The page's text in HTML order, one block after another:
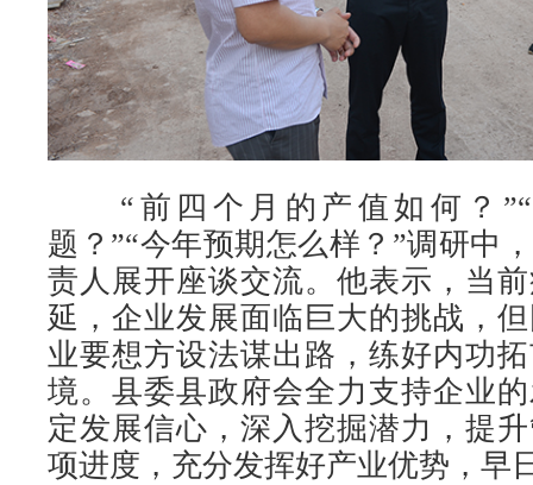
“前四个月的产值如何？”“
题？”“今年预期怎么样？”调研中
责人展开座谈交流。他表示，当
延，企业发展面临巨大的挑战，
业要想方设法谋出路，练好内功
境。县委县政府会全力支持企业
定发展信心，深入挖掘潜力，提
项进度，充分发挥好产业优势，早